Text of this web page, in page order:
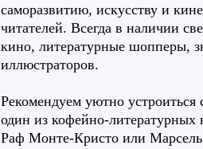
саморазвитию, искусству и
читателей. Всегда в наличии
кино, литературные шопперы,
иллюстраторов.
Рекомендуем уютно
один из кофейно-
Раф Монте-Кристо или